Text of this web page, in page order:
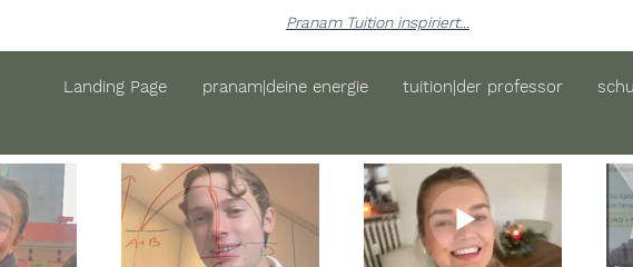
Pranam Tuition inspiriert...
Landing Page pranam|deine energie tuition|der professor